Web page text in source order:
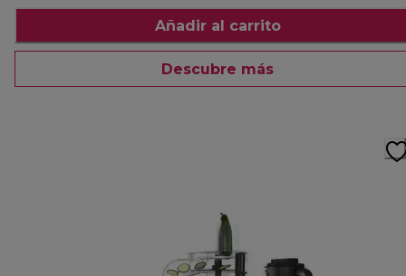
Añadir al carrito
Descubre más